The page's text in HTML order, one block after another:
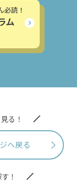
必読！
ム
る！
へ戻る
！